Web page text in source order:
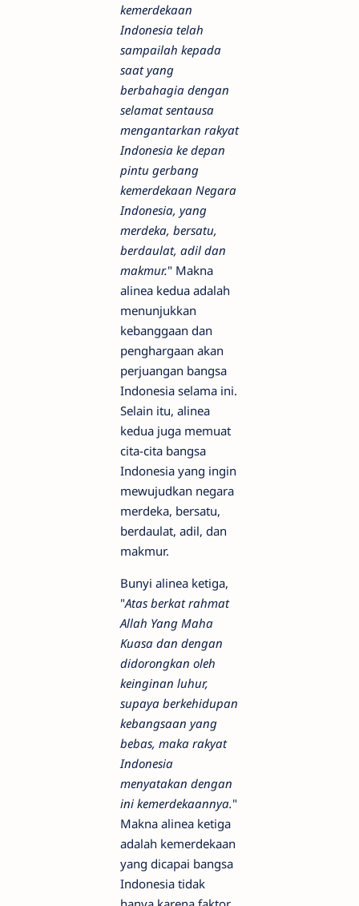
kemerdekaan
Indonesia telah
sampailah kepada
saat yang
berbahagia dengan
selamat sentausa
mengantarkan rakyat
Indonesia ke depan
pintu gerbang
kemerdekaan Negara
Indonesia, yang
merdeka, bersatu,
berdaulat, adil dan
makmur." Makna
alinea kedua adalah
menunjukkan
kebanggaan dan
penghargaan akan
perjuangan bangsa
Indonesia selama ini.
Selain itu, alinea
kedua juga memuat
cita-cita bangsa
Indonesia yang ingin
mewujudkan negara
merdeka, bersatu,
berdaulat, adil, dan
makmur.
Bunyi alinea ketiga,
"Atas berkat rahmat
Allah Yang Maha
Kuasa dan dengan
didorongkan oleh
keinginan luhur,
supaya berkehidupan
kebangsaan yang
bebas, maka rakyat
Indonesia
menyatakan dengan
ini kemerdekaannya."
Makna alinea ketiga
adalah kemerdekaan
yang dicapai bangsa
Indonesia tidak